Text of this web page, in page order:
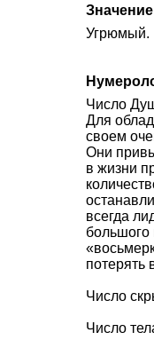
Угрюмый.
Число
Для
своем
Они
в жизни
всегда
большого
потерять
Число
Число